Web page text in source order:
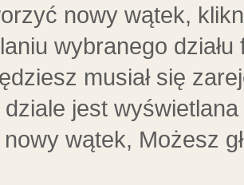
nowy wątek,
wybranego
musiał się
jest
wątek, Możesz